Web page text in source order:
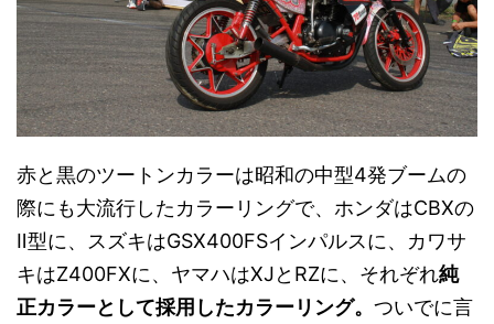
赤と黒のツートンカラーは昭和の中型4発ブームの
際にも大流行したカラーリングで、ホンダはCBXの
Ⅱ型に、スズキはGSX400FSインパルスに、カワサ
キはZ400FXに、ヤマハはXJとRZに、それぞれ純
正カラーとして採用したカラーリング。 ついでに言